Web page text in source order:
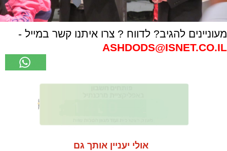
מעוניינים להגיב? לדווח ? צרו איתנו קשר במייל -
ASHDODS@ISNET.CO.IL
אולי יעניין אותך גם